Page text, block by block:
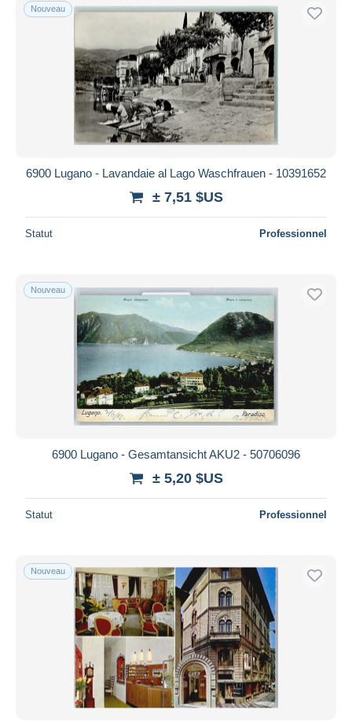
Nouveau
6900 Lugano - Lavandaie al Lago Waschfrauen - 10391652
± 7,51 $US
Statut Professionnel
Nouveau
6900 Lugano - Gesamtansicht AKU2 - 50706096
± 5,20 $US
Statut Professionnel
Nouveau